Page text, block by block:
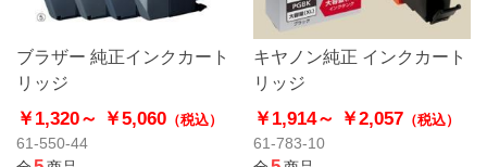
ブラザー 純正インクカート
リッジ
￥1,320～ ￥5,060 （税込）
61-550-44
キヤノン純正 インクカート
リッジ
￥1,914～ ￥2,057（税込）
61-783-10